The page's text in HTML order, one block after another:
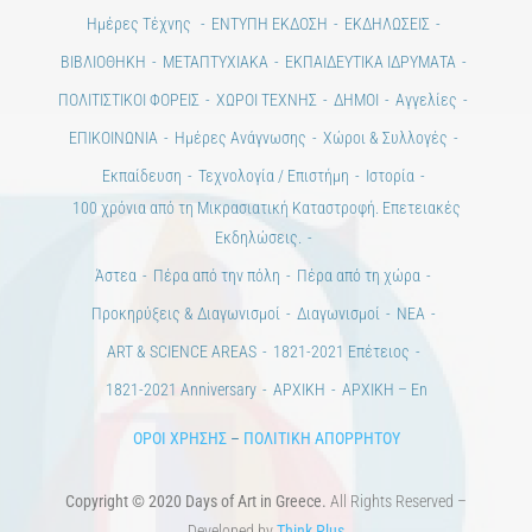
Ημέρες Τέχνης ΕΝΤΥΠΗ ΕΚΔΟΣΗ
ΕΚΔΗΛΩΣΕΙΣ
ΒΙΒΛΙΟΘΗΚΗ
ΜΕΤΑΠΤΥΧΙΑΚΑ
ΕΚΠΑΙΔΕΥΤΙΚΑ ΙΔΡΥΜΑΤΑ
ΠΟΛΙΤΙΣΤΙΚΟΙ ΦΟΡΕΙΣ
ΧΩΡΟΙ ΤΕΧΝΗΣ ΔΗΜΟΙ
Αγγελίες
ΕΠΙΚΟΙΝΩΝΙΑ
Ημέρες Ανάγνωσης
Χώροι & Συλλογές
Εκπαίδευση
Τεχνολογία / Επιστήμη
Ιστορία
100 χρόνια από τη Μικρασιατική Καταστροφή. Επετειακές
Εκδηλώσεις.
Άστεα
Πέρα από την πόλη
Πέρα από τη χώρα
Προκηρύξεις & Διαγωνισμοί
Διαγωνισμοί
ΝΕΑ
ART & SCIENCE AREAS
1821-2021 Επέτειος
1821-2021 Anniversary
ΑΡΧΙΚΗ ΑΡΧΙΚΗ – En
ΟΡΟΙ ΧΡΗΣΗΣ– ΠΟΛΙΤΙΚΗ ΑΠΟΡΡΗΤΟΥ
Copyright © 2020 Days of Art in Greece. All Rights Reserved –